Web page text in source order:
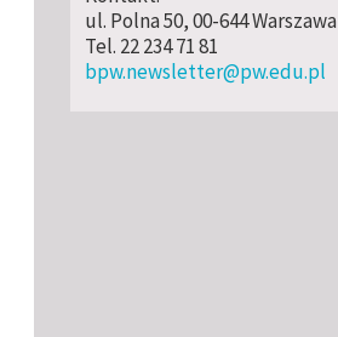
ul. Polna 50, 00-644 Warszawa
Tel. 22 234 71 81
bpw.newsletter@pw.edu.pl